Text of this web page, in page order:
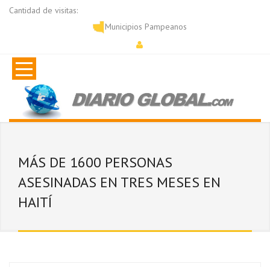
Cantidad de visitas:
Municipios Pampeanos
MÁS DE 1600 PERSONAS
ASESINADAS EN TRES MESES EN
HAITÍ